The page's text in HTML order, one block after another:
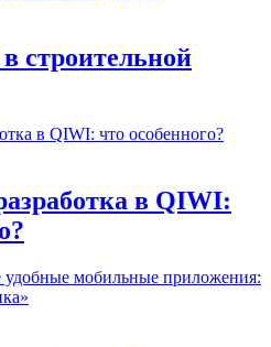
строительной
в QIWI: